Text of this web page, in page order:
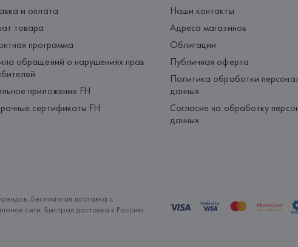
и оплата
товара
программа
обращений о нарушениях прав
приложение FH
сертификаты FH
Наши контакты
Адреса магазинов
Облигации
Публичная оферта
Политика обработки
данных
Согласие на обработку
данных
Бесплатная доставка с
сети. Быстрая доставка в Россию.